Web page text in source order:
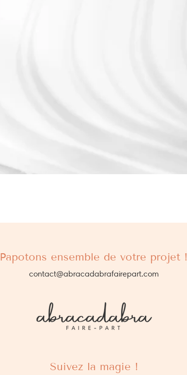
Papotons ensemble de votre projet !
contact@abracadabrafairepart.com
Suivez la magie !